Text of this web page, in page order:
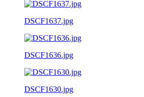
DSCF1637.jpg
DSCF1636.jpg
DSCF1630.jpg